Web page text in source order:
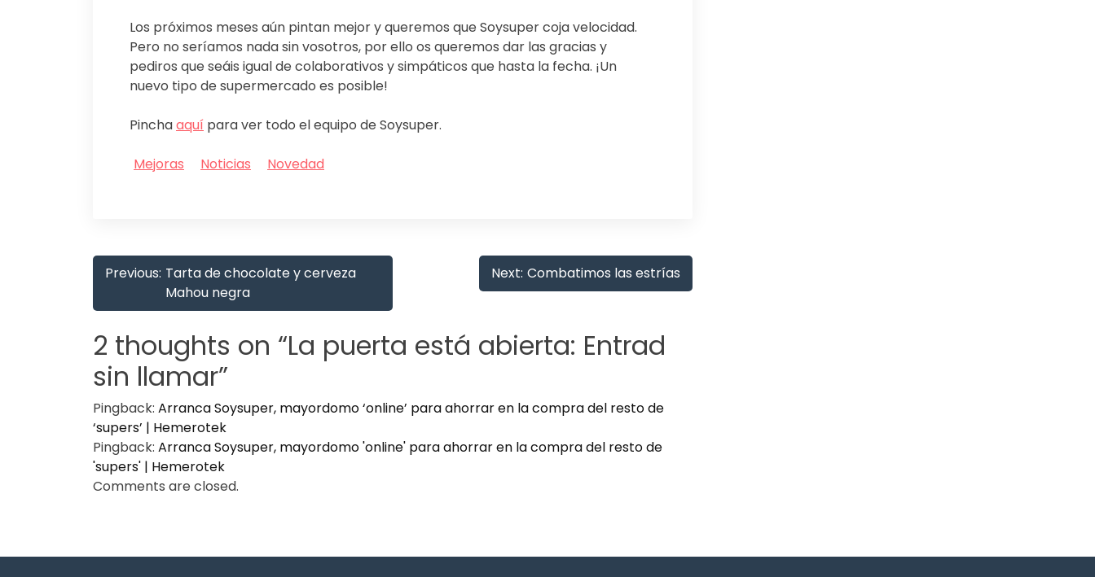
Los próximos meses aún pintan mejor y queremos que Soysuper coja velocidad.
Pero no seríamos nada sin vosotros, por ello os queremos dar las gracias y
pediros que seáis igual de colaborativos y simpáticos que hasta la fecha. ¡Un
nuevo tipo de supermercado es posible!
Pinchaaquí para ver todo el equipo de Soysuper.
Mejoras Noticias Novedad
Post
navigation
Previous: Tarta de chocolate y cerveza
Mahou negra
Next: Combatimos las estrías
2 thoughts on “La puerta está abierta: Entrad
sin llamar”
Pingback: Arranca Soysuper, mayordomo ‘online’ para ahorrar en la compra del resto de
‘supers’ | Hemerotek
Pingback: Arranca Soysuper, mayordomo 'online' para ahorrar en la compra del resto de
'supers' | Hemerotek
Comments are closed.